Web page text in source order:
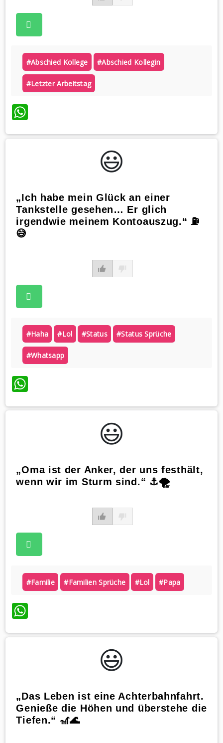
#abschied Kollege #abschied Kollegin
#letzter Arbeitstag
WhatsApp
😃️
„Ich habe mein Glück an einer
Tankstelle gesehen… Er glich
irgendwie meinem Kontoauszug.“ ⛽
😅
#haha #lol #status #status Sprüche
#whatsapp
WhatsApp
😃️
„Oma ist der Anker, der uns festhält,
wenn wir im Sturm sind.“ ⚓️🌪
#familie #familien Sprüche #lol #papa
WhatsApp
😃️
„Das Leben ist eine Achterbahnfahrt.
Genieße die Höhen und überstehe die
Tiefen.“ 🎢🌊